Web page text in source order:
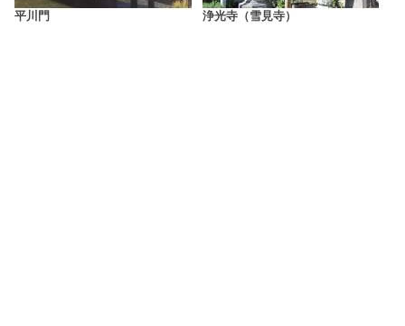
平川門 浄光寺（雪見寺）